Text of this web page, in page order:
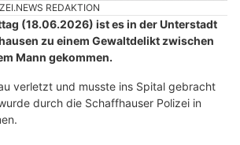
REDAKTION
(18.06.2026) ist es in der Unterstadt
zu einem Gewaltdelikt zwischen
Mann gekommen.
verletzt und musste ins Spital gebracht
durch die Schaffhauser Polizei in